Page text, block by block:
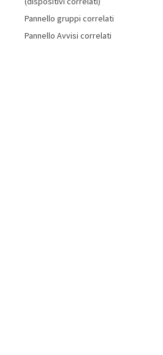
Pannello gruppi correlati
Pannello Avvisi correlati